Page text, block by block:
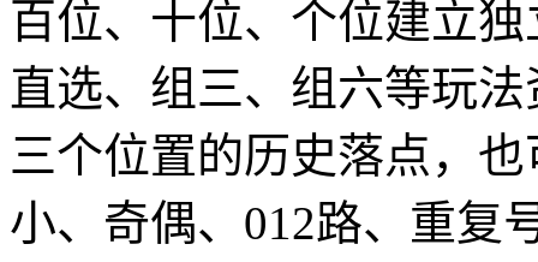
百位、十位、个位建立
直选、组三、组六等玩
三个位置的历史落点，
小、奇偶、012路、重复